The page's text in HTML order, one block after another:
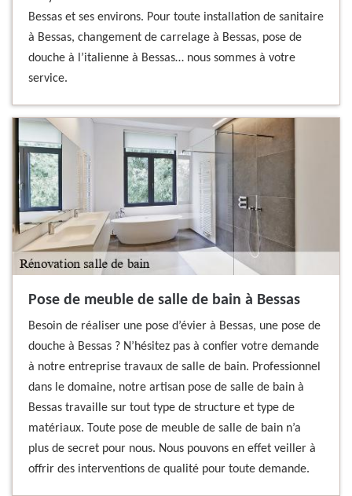
Bessas et ses environs. Pour toute installation de sanitaire
à Bessas, changement de carrelage à Bessas, pose de
douche à l’italienne à Bessas… nous sommes à votre
service.
Pose de meuble de salle de bain à Bessas
Besoin de réaliser une pose d’évier à Bessas, une pose de
douche à Bessas ? N’hésitez pas à confier votre demande
à notre entreprise travaux de salle de bain. Professionnel
dans le domaine, notre artisan pose de salle de bain à
Bessas travaille sur tout type de structure et type de
matériaux. Toute pose de meuble de salle de bain n’a
plus de secret pour nous. Nous pouvons en effet veiller à
offrir des interventions de qualité pour toute demande.